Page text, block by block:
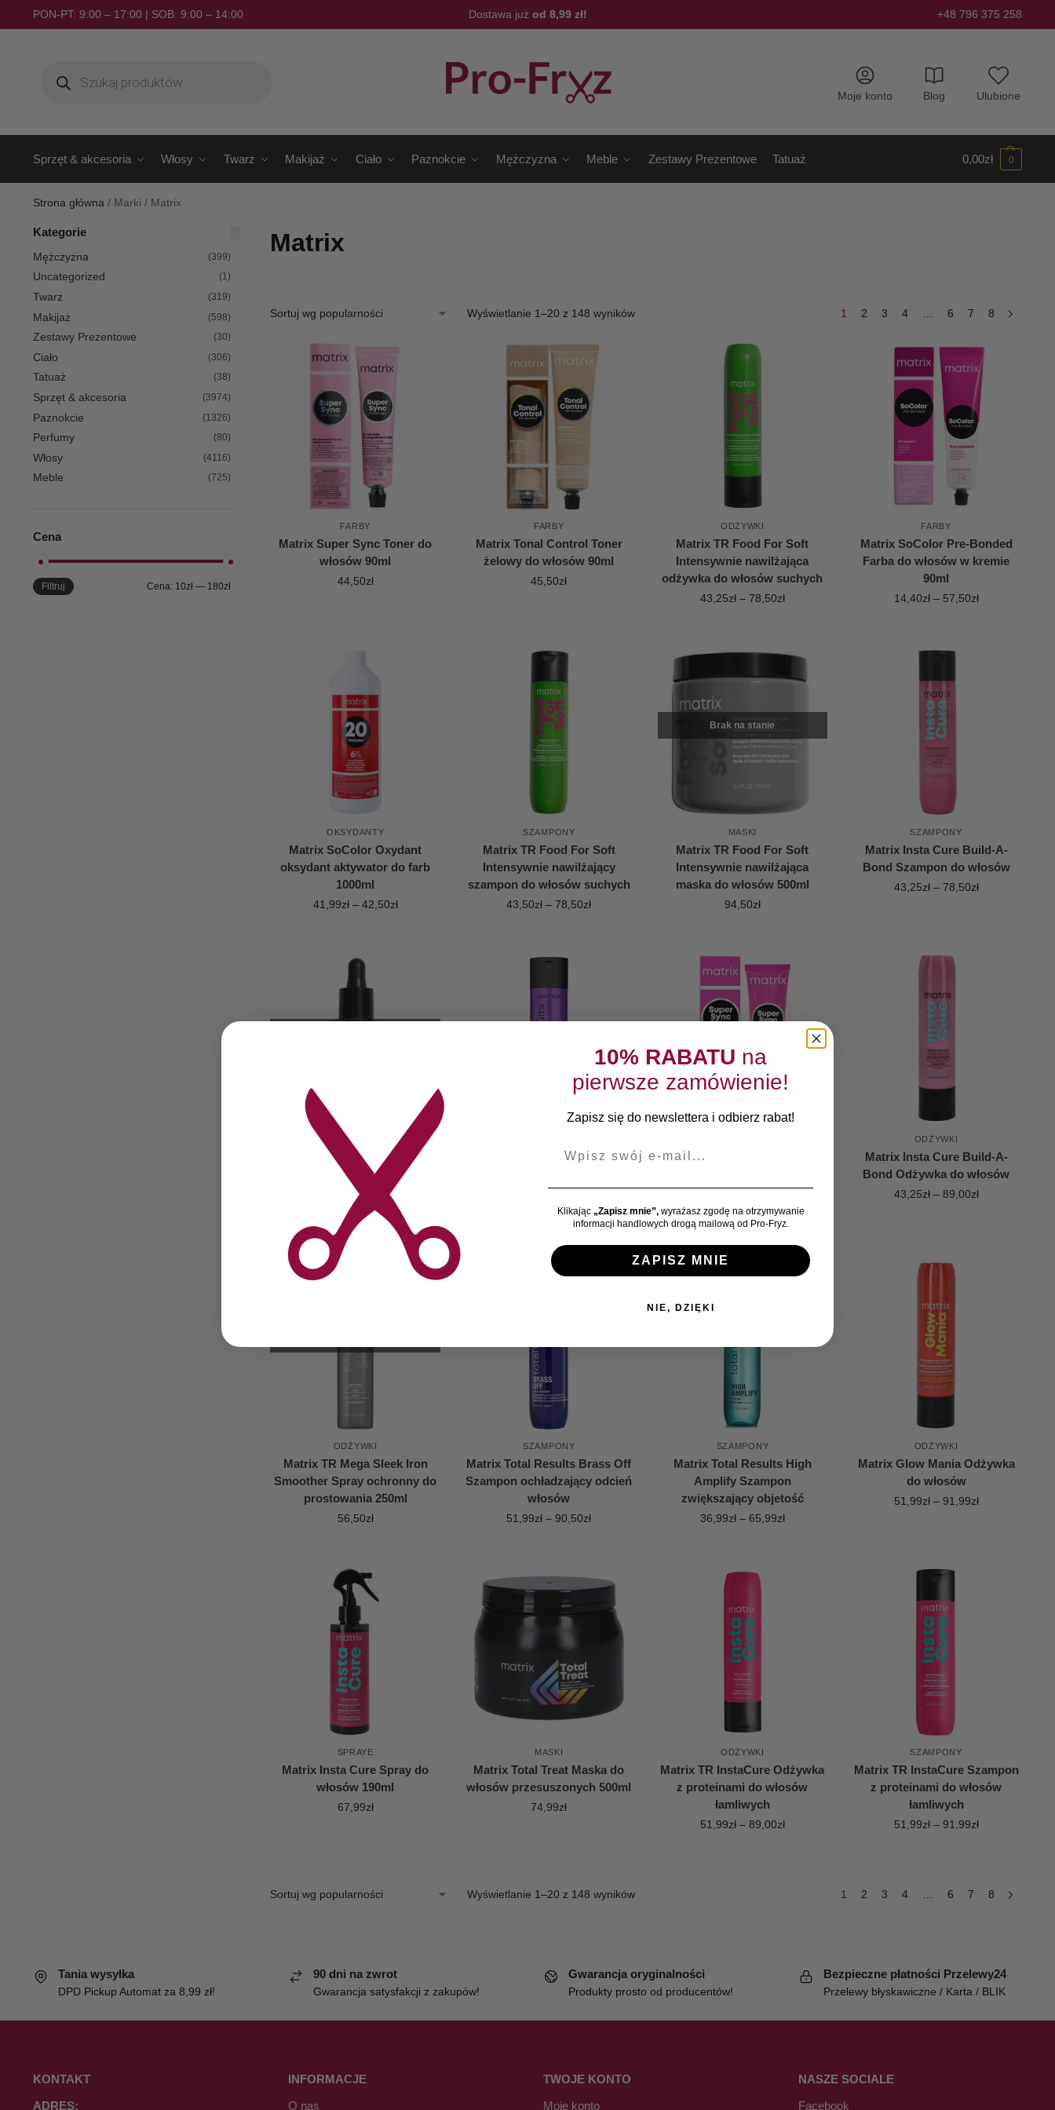
PON-PT: 9:00 – 17:00 | SOB: 9:00 – 14:00 Dostawa już od 8,99 zł! +48 796 375 258
Moje konto Blog Ulubione
Sprzęt & akcesoria Włosy Twarz Makijaż Ciało Paznokcie Mężczyzna Meble Zestawy Prezentowe Tatuaż 0,00zł 0
Strona główna/ Marki / Matrix
Matrix
Wyświetlanie 1–20 z 148 wyników 1 2 3 4 6 7 8
FARBY
Matrix Super Sync Toner do
włosów 90ml
44,50zł
FARBY
Matrix Tonal Control Toner
żelowy do włosów 90ml
45,50zł
ODŻYWKI
Matrix TR Food For Soft
Intensywnie nawilżająca
odżywka do włosów suchych
43,25zł – 78,50zł
FARBY
Matrix SoColor Pre-Bonded
Farba do włosów w kremie
90ml
14,40zł – 57,50zł
OKSYDANTY
Matrix SoColor Oxydant
oksydant aktywator do farb
1000ml
41,99zł – 42,50zł
SZAMPONY
Matrix TR Food For Soft
Intensywnie nawilżający
szampon do włosów suchych
43,50zł – 78,50zł
Brak na stanie
MASKI
Matrix TR Food For Soft
Intensywnie nawilżająca
maska do włosów 500ml
94,50zł
SZAMPONY
Matrix Insta Cure Build-A-
Bond Szampon do włosów
43,25zł – 78,50zł
SERUM I OLEJKI
Matrix TR Food For Soft
Intensywnie nawilżający olejek
do włosów suchych
zł 64,50 zł
Matrix Total Results Color
włosów farbowanych
64,99zł
Matrix Super Sync Extra Toner
ODŻYWKI
Matrix Insta Cure Build-A-
Bond Odżywka do włosów
43,25zł – 89,00zł
ODŻYWKI
Matrix TR Mega Sleek Iron
Smoother Spray ochronny do
prostowania 250ml
56,50zł
SZAMPONY
Matrix Total Results Brass Off
Szampon ochładzający odcień
włosów
51,99zł – 90,50zł
SZAMPONY
Matrix Total Results High
Amplify Szampon
zwiększający objetość
36,99zł – 65,99zł
ODŻYWKI
Matrix Glow Mania Odżywka
do włosów
51,99zł – 91,99zł
SPRAYE
Matrix Insta Cure Spray do
włosów 190ml
67,99zł
MASKI
Matrix Total Treat Maska do
włosów przesuszonych 500ml
74,99zł
ODŻYWKI
Matrix TR InstaCure Odżywka
z proteinami do włosów
łamliwych
51,99zł – 89,00zł
SZAMPONY
Matrix TR InstaCure Szampon
z proteinami do włosów
łamliwych
51,99zł – 91,99zł
Wyświetlanie 1–20 z 148 wyników 1 2 3 4 … 6 7 8
Kategorie
Mężczyzna (399)
Uncategorized (1)
Twarz (319)
Makijaż (598)
Zestawy Prezentowe (30)
Ciało (306)
Tatuaż (38)
Sprzęt & akcesoria (3974)
Paznokcie (1326)
Perfumy (80)
Włosy (4116)
Meble (725)
Cena
Filtruj Cena: 10zł— 180zł
Tania wysyłka
DPD Pickup Automat za 8,99 zł!
90 dni na zwrot
Gwarancja satysfakcji z zakupów!
Gwarancja oryginalności
Produkty prosto od producentów!
Bezpieczne płatności Przelewy24
Przelewy błyskawiczne / Karta / BLIK
KONTAKT
ADRES:
INFORMACJE
O nas
TWOJE KONTO
Moje konto
NASZE SOCIALE
Facebook
10% RABATU na
pierwsze zamówienie!
Zapisz się do newslettera i odbierz rabat!
Klikając „Zapisz mnie”,wyrażasz zgodę na otrzymywanie
informacji handlowych drogą mailową od Pro-Fryz.
ZAPISZ MNIE
NIE, DZIĘKI